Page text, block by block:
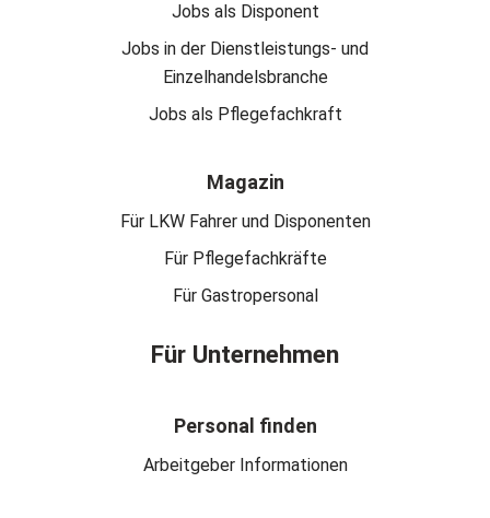
Jobs als Disponent
Jobs in der Dienstleistungs- und
Einzelhandelsbranche
Jobs als Pflegefachkraft
Magazin
Für LKW Fahrer und Disponenten
Für Pflegefachkräfte
Für Gastropersonal
Für Unternehmen
Personal finden
Arbeitgeber Informationen